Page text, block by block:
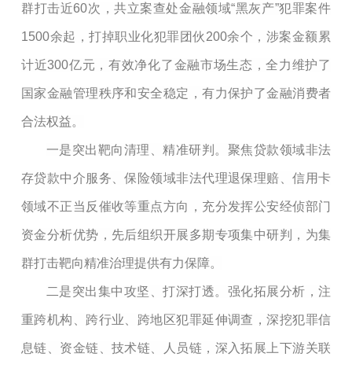
群打击近60次，共立案查处金融领域“黑灰产”犯罪案件
1500余起，打掉职业化犯罪团伙200余个，涉案金额累
计近300亿元，有效净化了金融市场生态，全力维护了
国家金融管理秩序和安全稳定，有力保护了金融消费者
合法权益。
一是突出靶向清理、精准研判。聚焦贷款领域非法
存贷款中介服务、保险领域非法代理退保理赔、信用卡
领域不正当反催收等重点方向，充分发挥公安经侦部门
资金分析优势，先后组织开展多期专项集中研判，为集
群打击靶向精准治理提供有力保障。
二是突出集中攻坚、打深打透。强化拓展分析，注
重跨机构、跨行业、跨地区犯罪延伸调查，深挖犯罪信
息链、资金链、技术链、人员链，深入拓展上下游关联